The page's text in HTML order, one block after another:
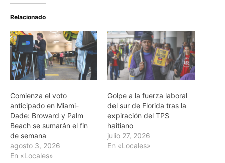
Relacionado
Comienza el voto
anticipado en Miami-
Dade: Broward y Palm
Beach se sumarán el fin
de semana
agosto 3, 2026
En «Locales»
Golpe a la fuerza laboral
del sur de Florida tras la
expiración del TPS
haitiano
julio 27, 2026
En «Locales»